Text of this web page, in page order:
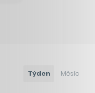
Týden Měsíc